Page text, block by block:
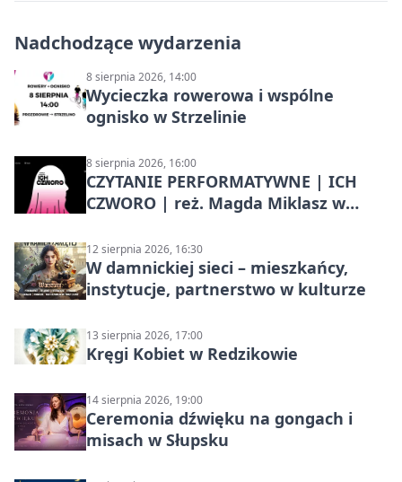
Nadchodzące wydarzenia
8 sierpnia 2026, 14:00
Wycieczka rowerowa i wspólne
ognisko w Strzelinie
8 sierpnia 2026, 16:00
CZYTANIE PERFORMATYWNE | ICH
CZWORO | reż. Magda Miklasz w
12 sierpnia 2026, 16:30
W damnickiej sieci – mieszkańcy,
instytucje, partnerstwo w kulturze
13 sierpnia 2026, 17:00
Kręgi Kobiet w Redzikowie
14 sierpnia 2026, 19:00
Ceremonia dźwięku na gongach i
misach w Słupsku